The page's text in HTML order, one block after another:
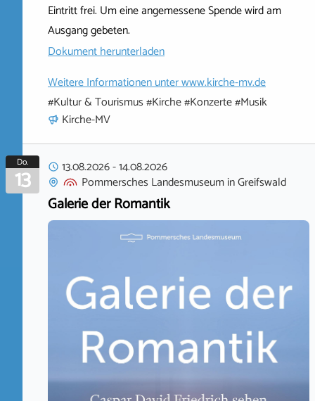
Eintritt frei. Um eine angemessene Spende wird am
Ausgang gebeten.
Dokument herunterladen
Weitere Informationen unterwww.kirche-mv.de
#Kultur & Tourismus #Kirche #Konzerte #Musik
Kirche-MV
Do.
13 13.08.2026-14.08.2026
Pommersches LandesmuseuminGreifswald
Galerie der Romantik